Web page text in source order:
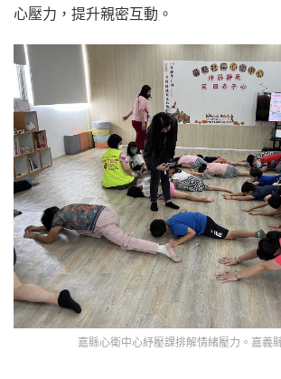
心壓力，提升親密互動。
嘉縣心衛中心紓壓課排解情緒壓力。嘉義